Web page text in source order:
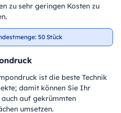
zu sehr geringen Kosten zu
50 Stück
ist die beste Technik
damit können Sie Ihr
auch auf gekrümmten
umsetzen.